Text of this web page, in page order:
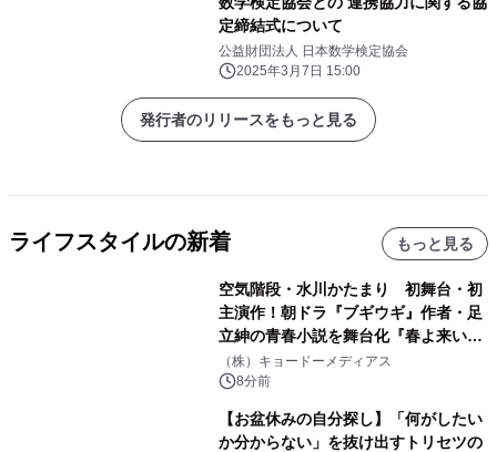
定締結式について
公益財団法人 日本数学検定協会
2025年3月7日 15:00
発行者のリリースをもっと見る
ライフスタイルの新着 もっと見る
空気階段・水川かたまり 初舞台・初
主演作！朝ドラ『ブギウギ』作者・足
立紳の青春小説を舞台化『春よ来い、
マジで来い』キービジュアル解禁！
（株）キョードーメディアス
8分前
【お盆休みの自分探し】「何がしたい
か分からない」を抜け出すトリセツの